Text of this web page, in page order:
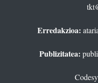
Erredakzioa:
Publizitatea: